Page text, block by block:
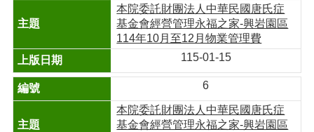
本院委託財團法人中華民國唐氏症
基金會經營管理永福之家-興岩園區
114年10月至12月物業管理費
115-01-15
6
本院委託財團法人中華民國唐氏症
基金會經營管理永福之家-興岩園區